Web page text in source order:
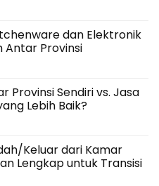
dan Elektronik
Antar Provinsi
Provinsi Sendiri vs. Jasa
Lebih Baik?
Keluar dari Kamar
Lengkap untuk Transisi